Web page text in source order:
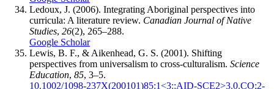
Ledoux, J. (2006). Integrating Aboriginal perspectives into
curricula: A literature review. Canadian Journal of Native
Studies, 26(2), 265–288.
Google Scholar
Lewis, B. F., & Aikenhead, G. S. (2001). Shifting
perspectives from universalism to cross-culturalism. Science
Education, 85, 3–5.
10.1002/1098-237X(200101)85:1<3::AID-SCE2>3.0.CO;2-